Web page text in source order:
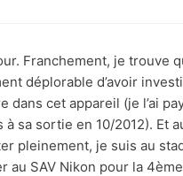
Franchement, je trouve
déplorable d’avoir
dans cet appareil (je l’ai
à sa sortie en 10/2012). Et
pleinement, je suis au
au SAV Nikon pour la